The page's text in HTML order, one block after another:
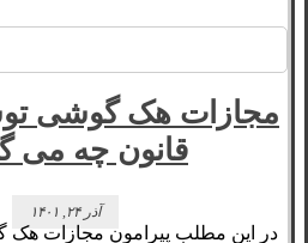
مجازات هک گوشی
قانون چه می‌
آذر ۲۴, ۱۴۰۱
در این مطلب پیرامون مجازات